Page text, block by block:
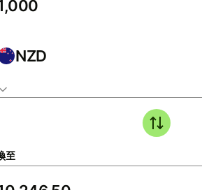
NZD
至